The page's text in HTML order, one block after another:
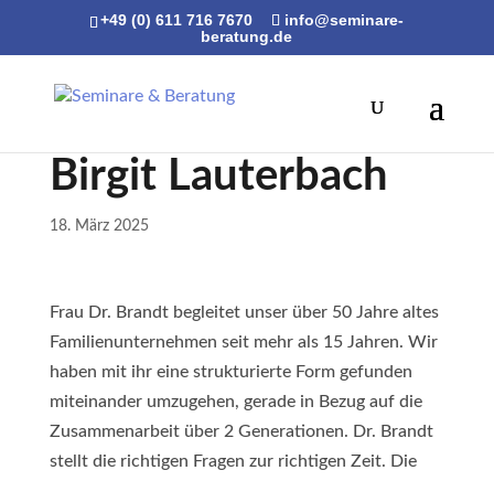
+49 (0) 611 716 7670
info@seminare-
beratung.de
Birgit Lauterbach
18. März 2025
Frau Dr. Brandt begleitet unser über 50 Jahre altes
Familienunternehmen seit mehr als 15 Jahren. Wir
haben mit ihr eine strukturierte Form gefunden
miteinander umzugehen, gerade in Bezug auf die
Zusammenarbeit über 2 Generationen. Dr. Brandt
stellt die richtigen Fragen zur richtigen Zeit. Die